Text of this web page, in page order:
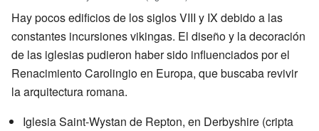
Hay pocos edificios de los siglos VIII y IX debido a las
constantes incursiones vikingas. El diseño y la decoración
de las iglesias pudieron haber sido influenciados por el
Renacimiento Carolingio en Europa, que buscaba revivir
la arquitectura romana.
Iglesia Saint-Wystan de Repton, en Derbyshire (cripta